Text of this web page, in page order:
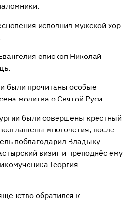
исполнил мужской хор
епископ Николай
были прочитаны особые
молитва о Святой Руси.
были совершены крестный
многолетия, после
поблагодарил Владыку
визит и преподнёс ему
Георгия
обратился к